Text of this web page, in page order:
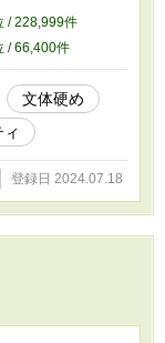
/ 228,999件
/ 66,400件
文体硬め
登録日 2024.07.18